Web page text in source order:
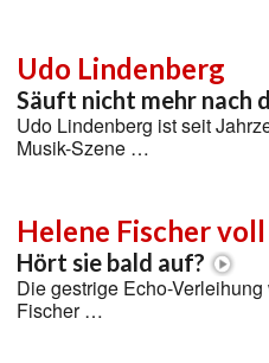
Udo Lindenberg
Säuft nicht mehr nach
Udo Lindenberg ist seit
Musik-Szene …
Helene Fischer
Hört sie bald auf?
Die gestrige Echo-
Fischer …